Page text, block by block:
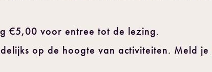
€5,00 voor entree tot de lezing.
op de hoogte van activiteiten. Meld je